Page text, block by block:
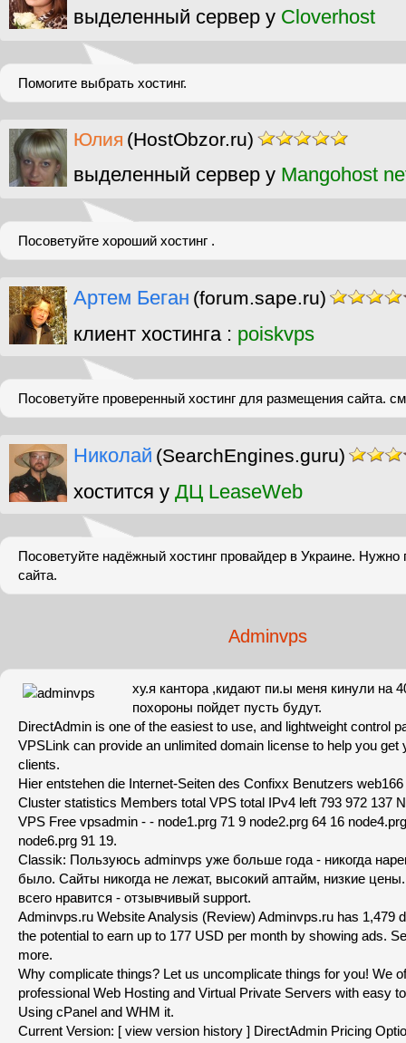
выделенный сервер у Cloverhost
Помогите выбрать хостинг.
Юлия (HostObzor.ru)
выделенный сервер у Mangohost
Посоветуйте хороший хостинг .
Артем Беган (forum.sape.ru)
клиент хостинга : poiskvps
Посоветуйте проверенный хостинг для размещения сайта.
Николай (SearchEngines.guru)
хостится у ДЦ LeaseWeb
Посоветуйте надёжный хостинг провайдер в Украине. Нужно
сайта.
Adminvps
ху.я кантора ,кидают пи.ы меня кинули на
похороны пойдет пусть будут.
DirectAdmin is one of the easiest to use, and lightweight control
VPSLink can provide an unlimited domain license to help you get
clients.
Hier entstehen die Internet-Seiten des Confixx Benutzers web166
Cluster statistics Members total VPS total IPv4 left 793 972 137
VPS Free vpsadmin - - node1.prg 71 9 node2.prg 64 16
node6.prg 91 19.
Classik: Пользуюсь adminvps уже больше года - никогда
было. Сайты никогда не лежат, высокий аптайм, низкие
всего нравится - отзывчивый support.
Adminvps.ru Website Analysis (Review) Adminvps.ru has 1,479
the potential to earn up to 177 USD per month by showing ads.
more.
Why complicate things? Let us uncomplicate things for you! We
professional Web Hosting and Virtual Private Servers with easy
Using cPanel and WHM it.
Current Version: [ view version history ] DirectAdmin Pricing